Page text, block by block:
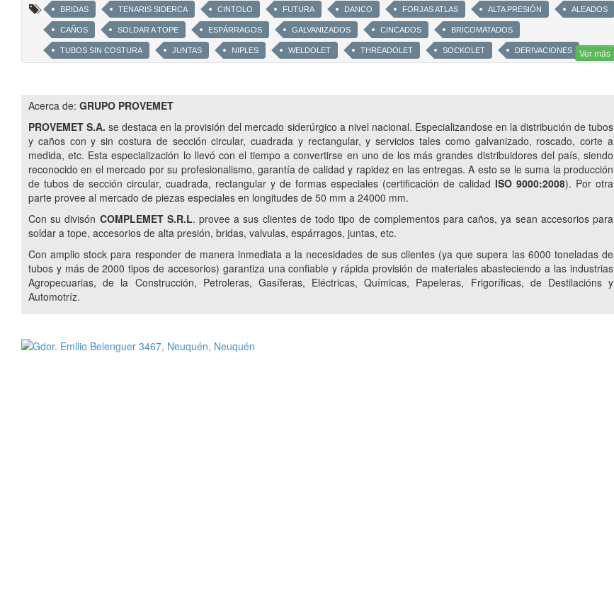
BRIDAS TENARIS SIDERCA CINTOLO FUTURA DANCO FORJAS ATLAS ALTA PRESIÓN ALEADOS
CAÑOS SOLDAR A TOPE ESPÁRRAGOS GALVANIZADOS CINCADOS BRICOMATADOS
TUBOS SIN COSTURA JUNTAS NIPLES WELDOLET THREADOLET SOCKOLET DERIVACIONES
UNION DOBLE CUPLA
CASQUETES CODOS COMPLEMET VÁLVULAS VÁLVULAS MARIPOSA ESFÉRICAS EXCLUSAS
GLOBO TUBOS ALETADOS PERFILES LAMINADOS UPN ACCESORIOS METALURGICOS TUBOS Y CAÑOS DE ACERO
CAÑOS ESTRUCTURALES CAÑOS Y TUBOS PARA CONDUCCIÓN DE FLUIDOS CAÑOS EPOXI
CAÑOS PARA CONSTRUCCIÓN DE OBRA Y MUEBLES PERFILES UPN SERVICIO DE REVESTIMIENTO ANTICORROSIVO
Ver más
Acerca de: GRUPO PROVEMET
PROVEMET S.A. se destaca en la provisión del mercado siderúrgico a nivel nacional. Especializandose en la distribución de tubos
y caños con y sin costura de sección circular, cuadrada y rectangular, y servicios tales como galvanizado, roscado, corte a
medida, etc. Esta especialización lo llevó con el tiempo a convertirse en uno de los más grandes distribuidores del país, siendo
reconocido en el mercado por su profesionalismo, garantía de calidad y rapidez en las entregas. A esto se le suma la producción
de tubos de sección circular, cuadrada, rectangular y de formas especiales (certificación de calidad ISO 9000:2008). Por otra
parte provee al mercado de piezas especiales en longitudes de 50 mm a 24000 mm.
Con su divisón COMPLEMET S.R.L. provee a sus clientes de todo tipo de complementos para caños, ya sean accesorios para
soldar a tope, accesorios de alta presión, bridas, valvulas, espárragos, juntas, etc.
Con amplio stock para responder de manera inmediata a la necesidades de sus clientes (ya que supera las 6000 toneladas de
tubos y más de 2000 tipos de accesorios) garantiza una confiable y rápida provisión de materiales abasteciendo a las industrias
Agropecuarias, de la Construcción, Petroleras, Gasíferas, Eléctricas, Químicas, Papeleras, Frigoríficas, de Destilacións y
Automotríz.